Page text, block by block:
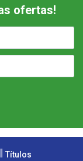
ofertas!
Títulos